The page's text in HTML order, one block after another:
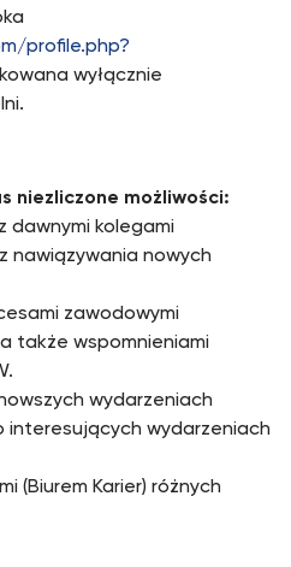
profile.php?
wyłącznie
niezliczone możliwości:
dawnymi kolegami
nawiązywania nowych
zawodowymi
także wspomnieniami
wydarzeniach
interesujących wydarzeniach
(Biurem Karier) różnych